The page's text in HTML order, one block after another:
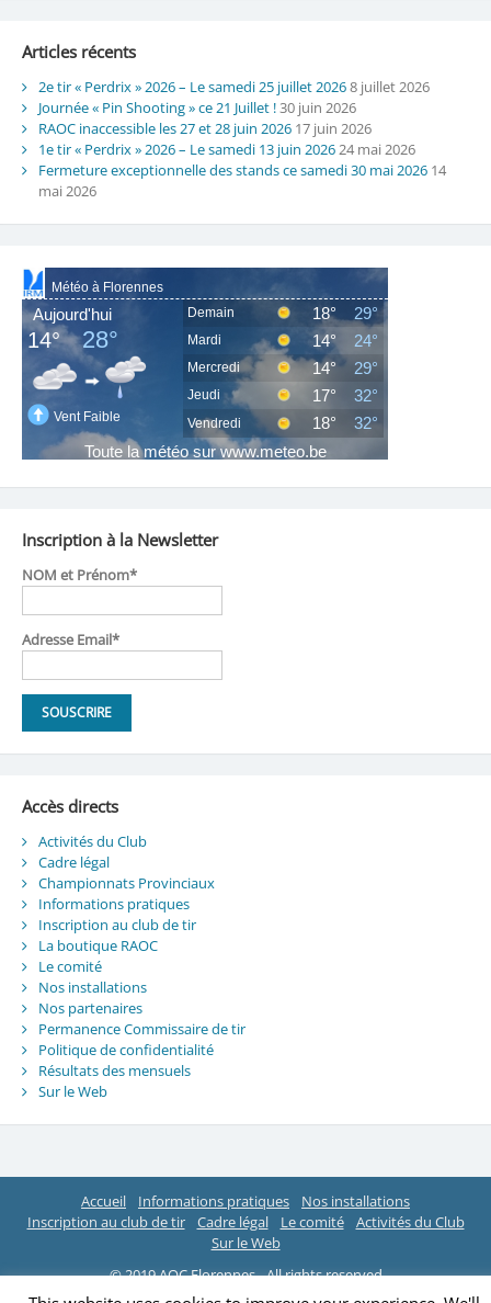
Articles récents
2e tir « Perdrix » 2026 – Le samedi 25 juillet 20268 juillet 2026
Journée « Pin Shooting » ce 21 Juillet !30 juin 2026
RAOC inaccessible les 27 et 28 juin 2026 17 juin 2026
1e tir « Perdrix » 2026 – Le samedi 13 juin 202624 mai 2026
Fermeture exceptionnelle des stands ce samedi 30 mai 2026 14
mai 2026
Inscription à la Newsletter
NOM et Prénom*
Adresse Email*
Accès directs
Activités du Club
Cadre légal
Championnats Provinciaux
Informations pratiques
Inscription au club de tir
La boutique RAOC
Le comité
Nos installations
Nos partenaires
Permanence Commissaire de tir
Politique de confidentialité
Résultats des mensuels
Sur le Web
Accueil Informations pratiques
Nos installations
Inscription au club de tir
Cadre légal Le comité
Activités du Club
Sur le Web
© 2019 AOC Florennes - All rights reserved